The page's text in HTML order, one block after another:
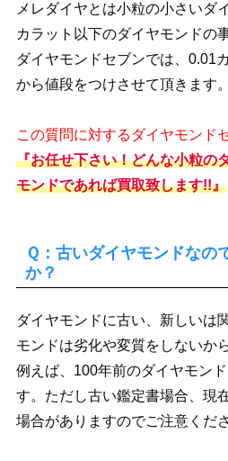
メレダイヤとは小粒の小さいダ
カラット以下のダイヤモンドの
ダイヤモンドセブンでは、0.01
から値段をつけさせて頂きます
この質問に対するダイヤモンド
『お任せ下さい！どんな小粒の
モンドであれば買取致します!!』
Ｑ：古いダイヤモンドなの
か？
ダイヤモンドに古い、新しいは
モンドは劣化や変質をしないか
例えば、100年前のダイヤモン
す。ただし古い鑑定書場合、現
場合がありますのでご注意くださ